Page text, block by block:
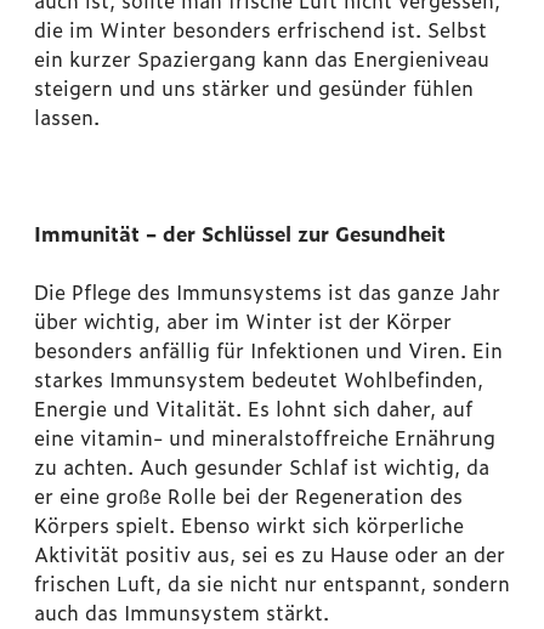
die im Winter besonders erfrischend ist. Selbst
ein kurzer Spaziergang kann das Energieniveau
steigern und uns stärker und gesünder fühlen
lassen.
Immunität – der Schlüssel zur Gesundheit
Die Pflege des Immunsystems ist das ganze Jahr
über wichtig, aber im Winter ist der Körper
besonders anfällig für Infektionen und Viren. Ein
starkes Immunsystem bedeutet Wohlbefinden,
Energie und Vitalität. Es lohnt sich daher, auf
eine vitamin- und mineralstoffreiche Ernährung
zu achten. Auch gesunder Schlaf ist wichtig, da
er eine große Rolle bei der Regeneration des
Körpers spielt. Ebenso wirkt sich körperliche
Aktivität positiv aus, sei es zu Hause oder an der
frischen Luft, da sie nicht nur entspannt, sondern
auch das Immunsystem stärkt.